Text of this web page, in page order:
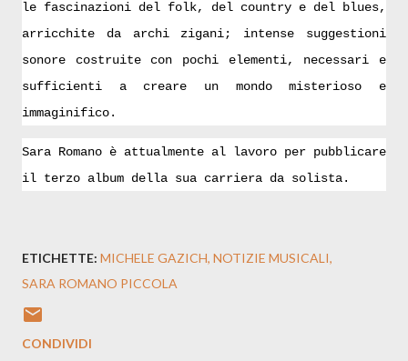
le fascinazioni del folk, del country e del blues,
arricchite da archi zigani; intense suggestioni
sonore costruite con pochi elementi, necessari e
sufficienti a creare un mondo misterioso e
immaginifico.
Sara Romano è attualmente al lavoro per pubblicare
il terzo album della sua carriera da solista.
ETICHETTE: MICHELE GAZICH NOTIZIE MUSICALI
SARA ROMANO PICCOLA
CONDIVIDI